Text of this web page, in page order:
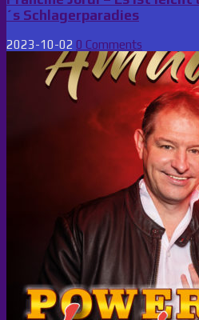
´s Schlagerparadies
2023-10-02 0 Comments